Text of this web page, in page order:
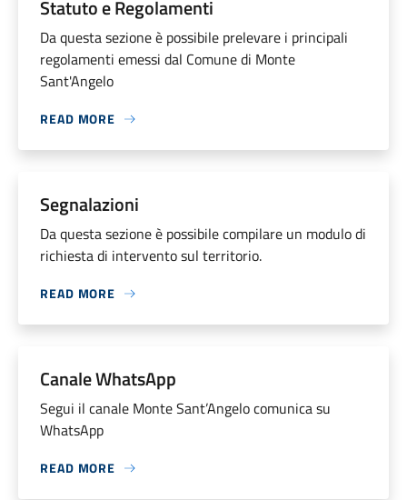
Statuto e Regolamenti
Da questa sezione è possibile prelevare i principali
regolamenti emessi dal Comune di Monte
Sant'Angelo
READ MORE
Segnalazioni
Da questa sezione è possibile compilare un modulo di
richiesta di intervento sul territorio.
READ MORE
Canale WhatsApp
Segui il canale Monte Sant’Angelo comunica su
WhatsApp
READ MORE